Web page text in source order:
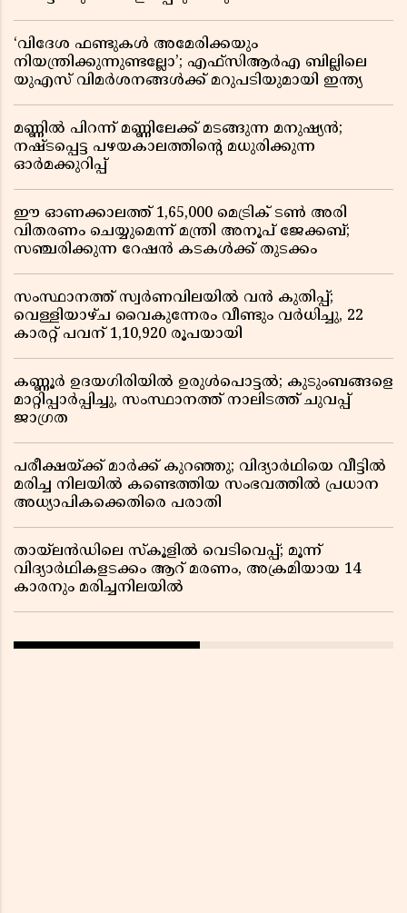
‘വിദേശ ഫണ്ടുകൾ അമേരിക്കയും
നിയന്ത്രിക്കുന്നുണ്ടല്ലോ’; എഫ്സിആർഎ ബില്ലിലെ
യുഎസ് വിമർശനങ്ങൾക്ക് മറുപടിയുമായി ഇന്ത്യ
മണ്ണിൽ പിറന്ന് മണ്ണിലേക്ക് മടങ്ങുന്ന മനുഷ്യൻ;
നഷ്ടപ്പെട്ട പഴയകാലത്തിൻ്റെ മധുരിക്കുന്ന
ഓർമക്കുറിപ്പ്
ഈ ഓണക്കാലത്ത് 1,65,000 മെട്രിക് ടൺ അരി
വിതരണം ചെയ്യുമെന്ന് മന്ത്രി അനൂപ് ജേക്കബ്;
സഞ്ചരിക്കുന്ന റേഷൻ കടകൾക്ക് തുടക്കം
സംസ്ഥാനത്ത് സ്വർണവിലയിൽ വൻ കുതിപ്പ്;
വെള്ളിയാഴ്ച വൈകുന്നേരം വീണ്ടും വർധിച്ചു, 22
കാരറ്റ് പവന് 1,10,920 രൂപയായി
കണ്ണൂർ ഉദയഗിരിയിൽ ഉരുൾപൊട്ടൽ; കുടുംബങ്ങളെ
മാറ്റിപ്പാർപ്പിച്ചു, സംസ്ഥാനത്ത് നാലിടത്ത് ചുവപ്പ്
ജാഗ്രത
പരീക്ഷയ്ക്ക് മാർക്ക് കുറഞ്ഞു; വിദ്യാർഥിയെ വീട്ടിൽ
മരിച്ച നിലയിൽ കണ്ടെത്തിയ സംഭവത്തിൽ പ്രധാന
അധ്യാപികക്കെതിരെ പരാതി
തായ്‌ലൻഡിലെ സ്‌കൂളിൽ വെടിവെപ്പ്; മൂന്ന്
വിദ്യാർഥികളടക്കം ആറ് മരണം, അക്രമിയായ 14
കാരനും മരിച്ചനിലയിൽ